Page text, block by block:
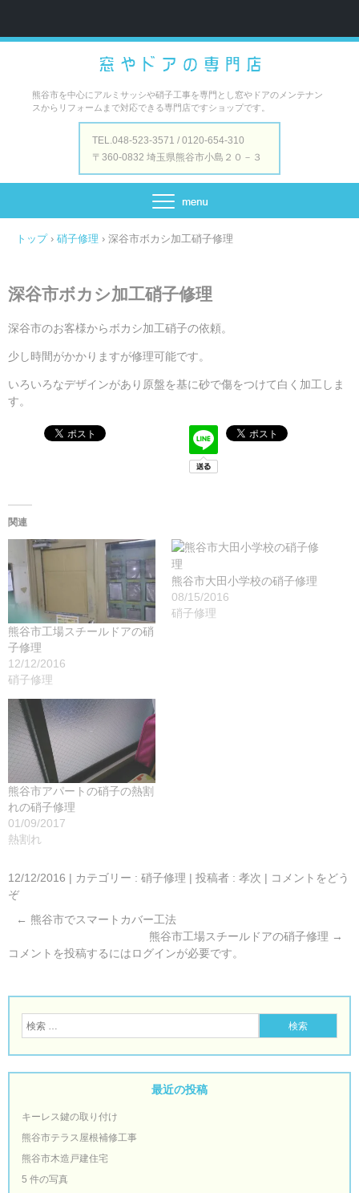
熊谷市を中心にアルミサッシや硝子工事を専門とし窓やドアのメンテナン
スからリフォームまで対応できる専門店ですショップです。
TEL.048-523-3571 / 0120-654-310
〒360-0832 埼玉県熊谷市小島２０－３
トップ › 硝子修理 › 深谷市ボカシ加工硝子修理
深谷市ボカシ加工硝子修理
深谷市のお客様からボカシ加工硝子の依頼。
少し時間がかかりますが修理可能です。
いろいろなデザインがあり原盤を基に砂で傷をつけて白く加工しま
す。
関連
熊谷市工場スチールドアの硝
子修理
12/12/2016
硝子修理
熊谷市大田小学校の硝子修理
08/15/2016
硝子修理
熊谷市アパートの硝子の熱割
れの硝子修理
01/09/2017
熱割れ
12/12/2016 | カテゴリー : 硝子修理 | 投稿者 : 孝次 | コメントをどう
ぞ
← 熊谷市でスマートカバー工法
熊谷市工場スチールドアの硝子修理 →
コメントを投稿するにはログインが必要です。
最近の投稿
キーレス鍵の取り付け
熊谷市テラス屋根補修工事
熊谷市木造戸建住宅
5 件の写真